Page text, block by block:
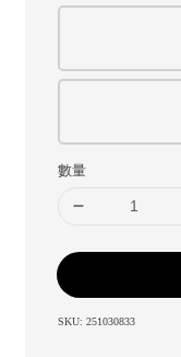
數量
SKU: 251030833